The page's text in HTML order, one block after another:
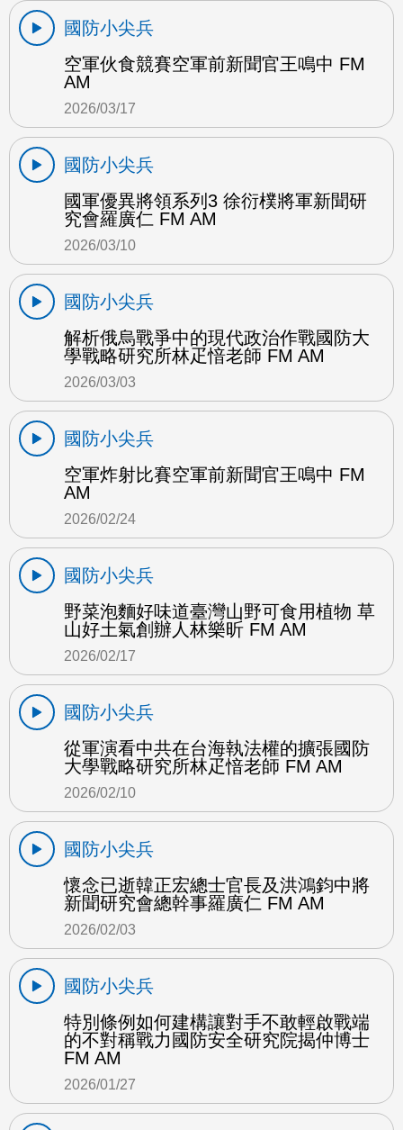
國防小尖兵
空軍伙食競賽空軍前新聞官王鳴中 FM
AM
2026/03/17
國防小尖兵
國軍優異將領系列3 徐衍樸將軍新聞研
究會羅廣仁 FM AM
2026/03/10
國防小尖兵
解析俄烏戰爭中的現代政治作戰國防大
學戰略研究所林疋愔老師 FM AM
2026/03/03
國防小尖兵
空軍炸射比賽空軍前新聞官王鳴中 FM
AM
2026/02/24
國防小尖兵
野菜泡麵好味道臺灣山野可食用植物 草
山好土氣創辦人林樂昕 FM AM
2026/02/17
國防小尖兵
從軍演看中共在台海執法權的擴張國防
大學戰略研究所林疋愔老師 FM AM
2026/02/10
國防小尖兵
懷念已逝韓正宏總士官長及洪鴻鈞中將
新聞研究會總幹事羅廣仁 FM AM
2026/02/03
國防小尖兵
特別條例如何建構讓對手不敢輕啟戰端
的不對稱戰力國防安全研究院揭仲博士
FM AM
2026/01/27